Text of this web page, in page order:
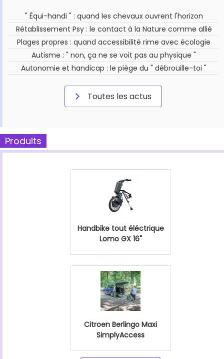
" Équi-handi " : quand les chevaux ouvrent l'horizon
Rétablissement Psy : le contact à la Nature comme allié
Plages propres : quand accessibilité rime avec écologie
Autisme : " non, ça ne se voit pas au physique "
Autonomie et handicap : le piège du " débrouille-toi "
Toutes les actus
Produits
Handbike tout éléctrique
Lomo GX 16"
Citroen Berlingo Maxi
SimplyAccess